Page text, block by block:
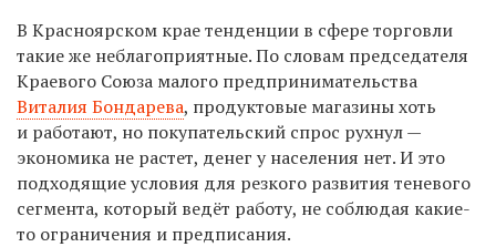
В Красноярском крае тенденции в сфере торговли
такие же неблагоприятные. По словам председателя
Краевого Союза малого предпринимательства
Виталия Бондарева, продуктовые магазины хоть
и работают, но покупательский спрос рухнул —
экономика не растет, денег у населения нет. И это
подходящие условия для резкого развития теневого
сегмента, который ведёт работу, не соблюдая какие-
то ограничения и предписания.